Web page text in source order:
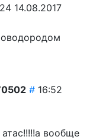
14.08.2017
# 16:52
вообще